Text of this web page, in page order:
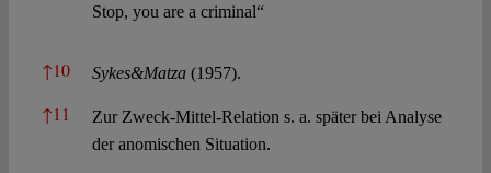
Stop, you are a criminal“
↑10 Sykes&Matza(1957).
↑11
Zur Zweck-Mittel-Relation s. a. später bei Analyse
der anomischen Situation.